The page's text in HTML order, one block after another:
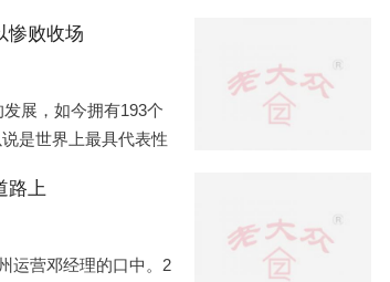
惨败收场
展，如今拥有193个
是世界上最具代表性
路上
运营邓经理的口中。2